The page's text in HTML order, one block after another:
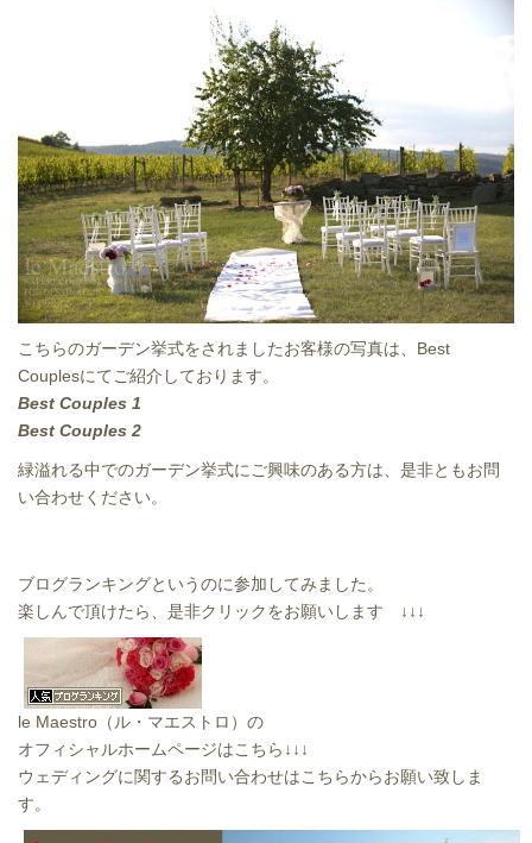
こちらのガーデン挙式をされましたお客様の写真は、Best
Couplesにてご紹介しております。
Best Couples 1
Best Couples 2
緑溢れる中でのガーデン挙式にご興味のある方は、是非ともお問
い合わせください。
ブログランキングというのに参加してみました。
楽しんで頂けたら、是非クリックをお願いします ↓↓↓
le Maestro（ル・マエストロ）の
オフィシャルホームページはこちら↓↓↓
ウェディングに関するお問い合わせはこちらからお願い致しま
す。